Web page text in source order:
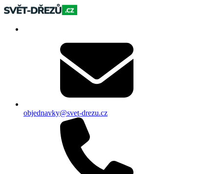
objednavky@svet-drezu.cz